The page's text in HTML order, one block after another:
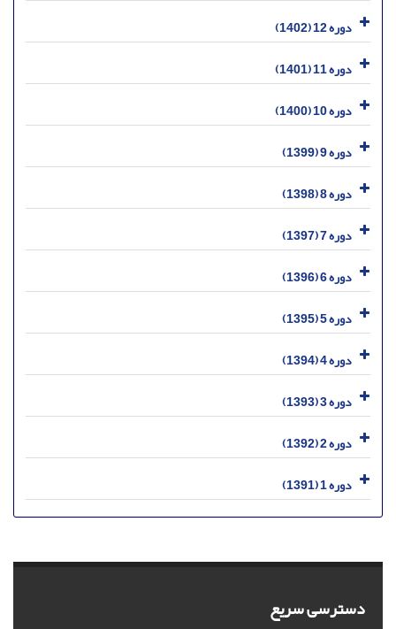
دوره 12 (1402)
دوره 11 (1401)
دوره 10 (1400)
دوره 9 (1399)
دوره 8 (1398)
دوره 7 (1397)
دوره 6 (1396)
دوره 5 (1395)
دوره 4 (1394)
دوره 3 (1393)
دوره 2 (1392)
دوره 1 (1391)
دسترسی سریع